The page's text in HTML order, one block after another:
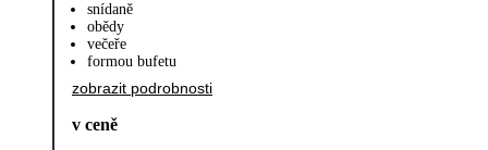
snídaně
obědy
večeře
formou bufetu
zobrazit podrobnosti
v ceně